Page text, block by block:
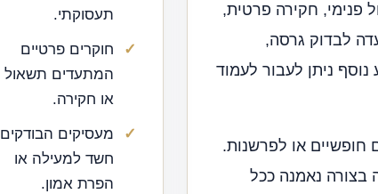
פנימי, חקירה פרטית,
לבדוק גרסה,
ניתן לעבור לעמוד
חופשיים או לפרשנות.
נאמנה ככל
תעסוקתי.
חוקרים פרטיים
המתעדים תשאול
או חקירה.
מעסיקים הבודקים
חשד למעילה או
הפרת אמון.